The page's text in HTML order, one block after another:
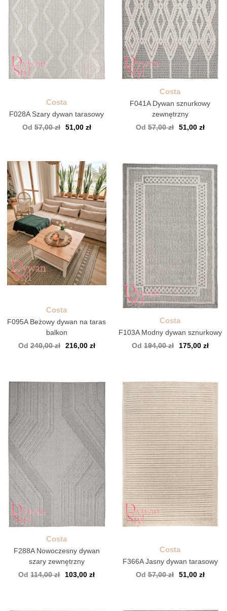
Costa
F028A Szary dywan tarasowy
Od 57,00 zł 51,00 zł
Costa
F041A Dywan sznurkowy
zewnętrzny
Od 57,00 zł 51,00 zł
Costa
F095A Beżowy dywan na taras
balkon
Od 240,00 zł 216,00 zł
Costa
F103A Modny dywan sznurkowy
Od 194,00 zł 175,00 zł
Costa
F288A Nowoczesny dywan
szary zewnętrzny
Od114,00 zł 103,00 zł
Costa
F366A Jasny dywan tarasowy
Od 57,00 zł 51,00 zł